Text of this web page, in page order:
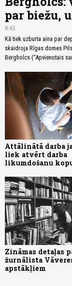
par biežu,
8:45
Kā tiek uzburta aina par
skaidroja Rīgas domes
Bergholcs (“Apvienotais
Attālinātā darba
liek atvērt darba
likumdošanu
Zināmas detaļas
žurnālista
apstākļiem